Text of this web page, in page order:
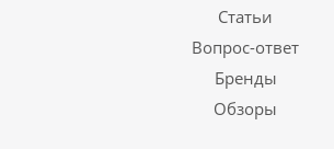
Статьи
Вопрос-ответ
Бренды
Обзоры